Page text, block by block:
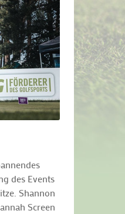
des Events
Shannon
Screen